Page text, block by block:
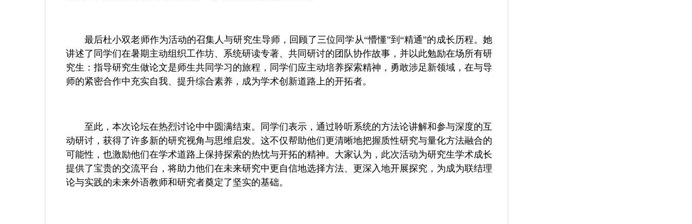
最后杜小双老师作为活动的召集人与研究生导师，回顾了三位同学从“懵懂”到“精通”的成长历程。她
讲述了同学们在暑期主动组织工作坊、系统研读专著、共同研讨的团队协作故事，并以此勉励在场所有研
究生：指导研究生做论文是师生共同学习的旅程，同学们应主动培养探索精神，勇敢涉足新领域，在与导
师的紧密合作中充实自我、提升综合素养，成为学术创新道路上的开拓者。
至此，本次论坛在热烈讨论中中圆满结束。同学们表示，通过聆听系统的方法论讲解和参与深度的互
动研讨，获得了许多新的研究视角与思维启发。这不仅帮助他们更清晰地把握质性研究与量化方法融合的
可能性，也激励他们在学术道路上保持探索的热忱与开拓的精神。大家认为，此次活动为研究生学术成长
提供了宝贵的交流平台，将助力他们在未来研究中更自信地选择方法、更深入地开展探究，为成为联结理
论与实践的未来外语教师和研究者奠定了坚实的基础。